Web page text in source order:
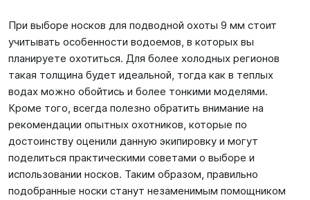
При выборе носков для подводной охоты 9 мм стоит
учитывать особенности водоемов, в которых вы
планируете охотиться. Для более холодных регионов
такая толщина будет идеальной, тогда как в теплых
водах можно обойтись и более тонкими моделями.
Кроме того, всегда полезно обратить внимание на
рекомендации опытных охотников, которые по
достоинству оценили данную экипировку и могут
поделиться практическими советами о выборе и
использовании носков. Таким образом, правильно
подобранные носки станут незаменимым помощником